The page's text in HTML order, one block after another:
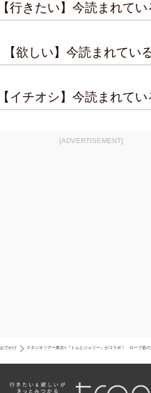
【行きたい】今読まれて
【欲しい】今読まれてい
【イチオシ】今読まれて
[ADVERTISEMENT]
おでかけ
スタジオツアー東京×『トムとジェリー』がコラボ！ ローブ姿の